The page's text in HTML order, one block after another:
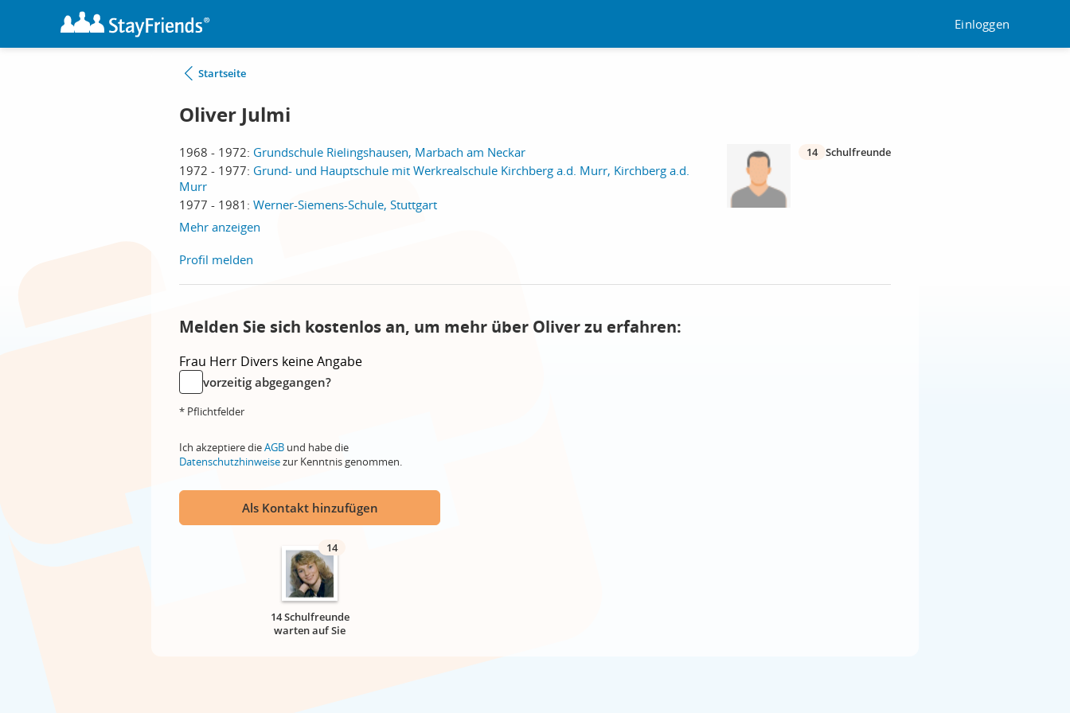
Einloggen
Startseite
Oliver Julmi
1968 - 1972: Grundschule Rielingshausen, Marbach am Neckar
1972 - 1977: Grund- und Hauptschule mit Werkrealschule Kirchberg a.d. Murr, Kirchberg a.d.
Murr
1977 - 1981: Werner-Siemens-Schule, Stuttgart
Mehr anzeigen
14 Schulfreunde
Profil melden
Melden Sie sich kostenlos an, um mehr über Oliver zu erfahren:
Frau Herr Divers keine Angabe
vorzeitig abgegangen?
* Pflichtfelder
Ich akzeptiere dieAGB und habe die
Datenschutzhinweisezur Kenntnis genommen.
Als Kontakt hinzufügen
14
14 Schulfreunde
warten auf Sie